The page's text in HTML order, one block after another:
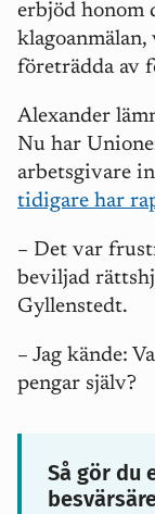
erbjöd honom
företrädda av
Alexander
Nu har
arbetsgivare
tidigare har
– Det var
beviljad
Gyllenstedt.
– Jag kände: V
pengar själv?
Så gör du